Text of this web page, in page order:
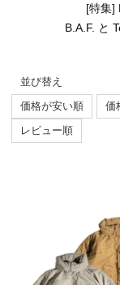
[特集]
B.A.F. と
並び替え
価格が安い順
価
レビュー順